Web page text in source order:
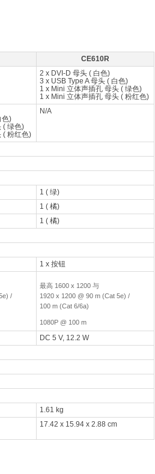
CE610R
2 x DVI-D 母头 ( 白色)
3 x USB Type A 母头 ( 白色)
1 x Mini 立体声插孔 母头 ( 绿色)
1 x Mini 立体声插孔 母头 ( 粉红色)
色)
( 绿色)
( 粉红色)
N/A
1 ( 绿)
1 ( 橘)
1 ( 橘)
1 x 按钮
/
最高 1600 x 1200 与
1920 x 1200 @ 90 m (Cat 5e) /
100 m (Cat 6/6a)
1080P @ 100 m
DC 5 V, 12.2 W
1.61 kg
17.42 x 15.94 x 2.88 cm